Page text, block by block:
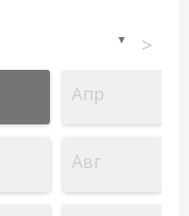
▼ >
Апр
Авг